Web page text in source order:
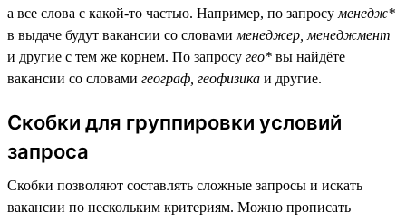
а все слова с какой-то частью. Например, по запросу менедж*
в выдаче будут вакансии со словами менеджер, менеджмент
и другие с тем же корнем. По запросу гео* вы найдёте
вакансии со словами географ, геофизика и другие.
Скобки для группировки условий
запроса
Скобки позволяют составлять сложные запросы и искать
вакансии по нескольким критериям. Можно прописать